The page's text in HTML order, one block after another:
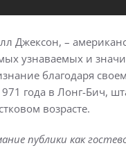
Джексон, –
узнаваемых и
благодаря
года в Лонг-Бич,
возрасте.
публики как